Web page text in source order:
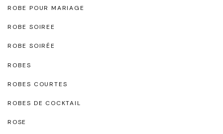
ROBE POUR MARIAGE
ROBE SOIREE
ROBE SOIRÉE
ROBES
ROBES COURTES
ROBES DE COCKTAIL
ROSE